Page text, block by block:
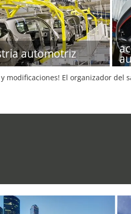
automotriz
modificaciones! El organizador